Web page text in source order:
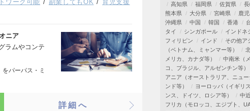
ワーク可能 副業してもOK
育児支援
ニア
ラムやコンテ
パーパス・ミ
詳細へ
高知県
福岡県 佐賀県
熊本県
大分県 宮崎県
鹿
沖縄県
中国 韓国 香港
タイ
シンガポール
インドネ
フィリピン
インド
その他ア
（ベトナム、ミャンマー等）
メリカ、カナダ等）
中南米（
コ、ブラジル、アルゼンチン等）
アニア（オーストラリア、ニュー
ンド等）
ヨーロッパ（イギリ
ンス、ドイツ、ロシア等）
中
フリカ（モロッコ、エジプト、